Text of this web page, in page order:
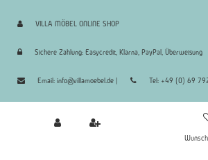
VILLA MÖBEL ONLINE SHOP
Sichere Zahlung: Easycredit, Klarna, PayPal, Überweisung
Email: info@villamoebel.de | Tel: +49 (0) 69